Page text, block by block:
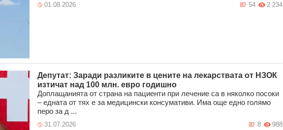
01.08.2026 2 234
54
Депутат: Заради разликите в цените на лекарствата от НЗОК
изтичат над 100 млн. евро годишно
Доплащанията от страна на пациенти при лечение са в няколко посоки
– едната от тях е за медицински консумативи. Има още едно голямо
перо за д ...
31.07.2026 988
8